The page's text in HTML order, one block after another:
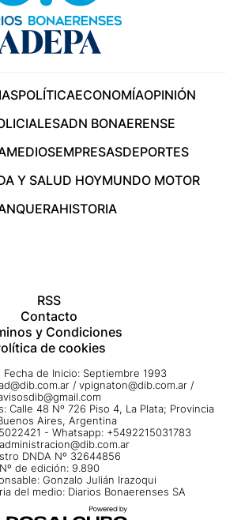
POLÍTICAECONOMÍAOPINIÓN
ADN BONAERENSE
MEDIOSEMPRESASDEPORTES
Y SALUD HOYMUNDO MOTOR
HISTORIA
RSS
Contacto
y Condiciones
de cookies
de Inicio: Septiembre 1993
/ vpignaton@dib.com.ar /
Calle 48 Nº 726 Piso 4, La Plata; Provincia
Aires, Argentina
- Whatsapp: +5492215031783
administracion@dib.com.ar
DNDA Nº 32644856
Nº de edición: 9.890
Gonzalo Julián Irazoqui
del medio: Diarios Bonaerenses SA